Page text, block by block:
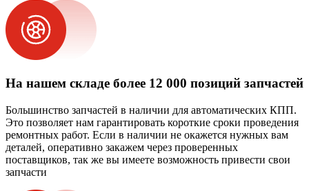
На нашем складе более 12 000 позиций запчастей
Большинство запчастей в наличии для автоматических КПП.
Это позволяет нам гарантировать короткие сроки проведения
ремонтных работ. Если в наличии не окажется нужных вам
деталей, оперативно закажем через проверенных
поставщиков, так же вы имеете возможность привести свои
запчасти